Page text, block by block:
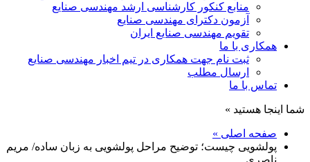
منابع کنکور کارشناسی ارشد مهندسی صنایع
آزمون دکترای مهندسی صنایع
تقویم مهندسی صنایع ایران
همکاری با ما
ثبت نام جهت همکاری در تیم اخبار مهندسی صنایع
ارسال مطلب
تماس با ما
شما اینجا هستید »
صفحه اصلی »
پولشویی چیست؛ توضیح مراحل پولشویی به زبان ساده/ مریم
ناصری